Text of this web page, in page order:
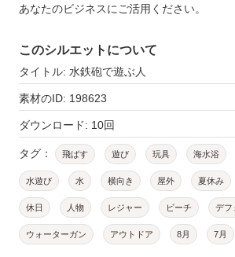
あなたのビジネスにご活用ください。
このシルエットについて
タイトル: 水鉄砲で遊ぶ人
素材のID: 198623
ダウンロード: 10回
タグ： 飛ばす 遊び 玩具 海水浴
水遊び 水 横向き 屋外 夏休み
休日 人物 レジャー ビーチ デフ
ウォーターガン アウトドア 8月 7月